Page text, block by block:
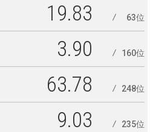
19.83 63位
3.90 160位
63.78 248位
9.03 235位